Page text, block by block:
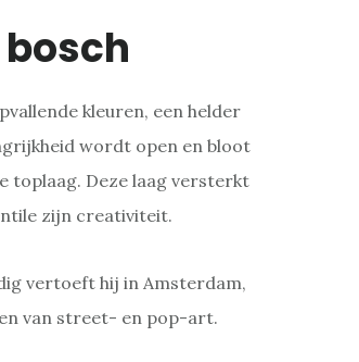
kleuren, een helder
wordt open en bloot
toplaag. Deze laag versterkt
zijn creativiteit.
vertoeft hij in Amsterdam,
van street- en pop-art.